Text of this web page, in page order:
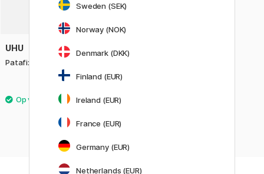
UHU
Patafix Kleefpads 80 stuks
Sweden (SEK)
Norway (NOK)
Denmark (DKK)
Finland (EUR)
Ireland (EUR)
France (EUR)
Germany (EUR)
Netherlands (EUR)